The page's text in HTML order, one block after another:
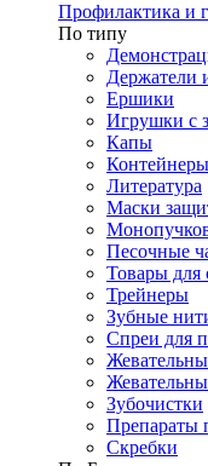
Профилактика и
По типу
Держатели
Ершики
Игрушки с
Капы
Контейнеры
Литература
Маски
Песочные
Товары для
Трейнеры
Зубные
Спреи для
Зубочистки
Препараты
Скребки